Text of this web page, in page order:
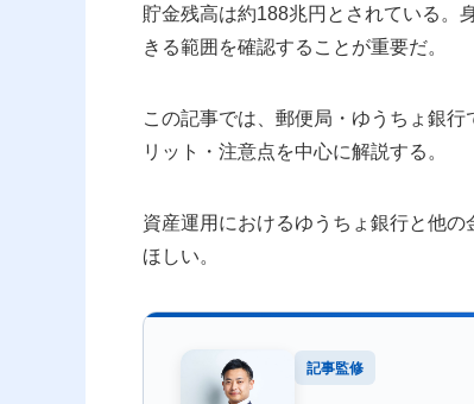
貯金残高は約188兆円とされている。
きる範囲を確認することが重要だ。
この記事では、郵便局・ゆうちょ銀
リット・注意点を中心に解説する。
資産運用におけるゆうちょ銀行と他
ほしい。
記事監修